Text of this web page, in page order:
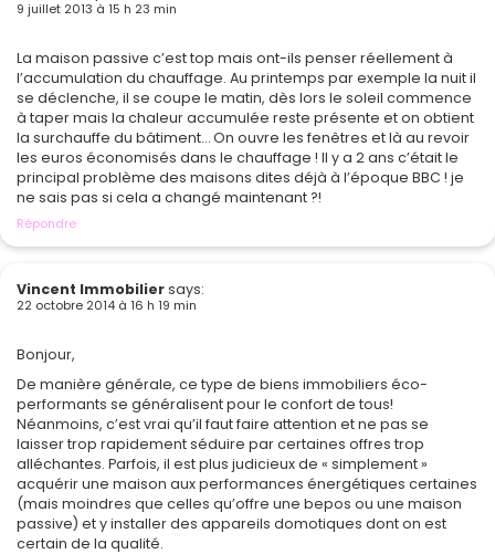
9 juillet 2013 à 15 h 23 min
La maison passive c’est top mais ont-ils penser réellement à
l’accumulation du chauffage. Au printemps par exemple la nuit il
se déclenche, il se coupe le matin, dès lors le soleil commence
à taper mais la chaleur accumulée reste présente et on obtient
la surchauffe du bâtiment… On ouvre les fenêtres et là au revoir
les euros économisés dans le chauffage ! Il y a 2 ans c’était le
principal problème des maisons dites déjà à l’époque BBC ! je
ne sais pas si cela a changé maintenant ?!
Répondre
Vincent Immobiliersays:
22 octobre 2014 à 16 h 19 min
Bonjour,
De manière générale, ce type de biens immobiliers éco-
performants se généralisent pour le confort de tous!
Néanmoins, c’est vrai qu’il faut faire attention et ne pas se
laisser trop rapidement séduire par certaines offres trop
alléchantes. Parfois, il est plus judicieux de « simplement »
acquérir une maison aux performances énergétiques certaines
(mais moindres que celles qu’offre une bepos ou une maison
passive) et y installer des appareils domotiques dont on est
certain de la qualité.